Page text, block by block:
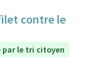
contre le
par le tri citoyen